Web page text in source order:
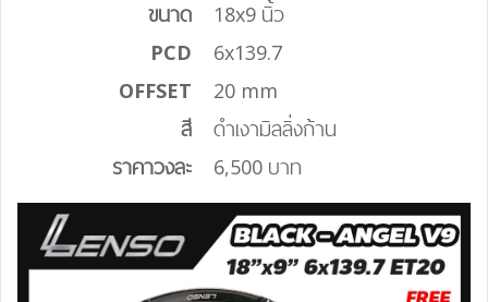
ขนาด
18x9 นิ้ว
PCD
6x139.7
OFFSET
20 mm
สี
ดำเงามิลลิ่งก้าน
ราคาวงละ
6,500 บาท